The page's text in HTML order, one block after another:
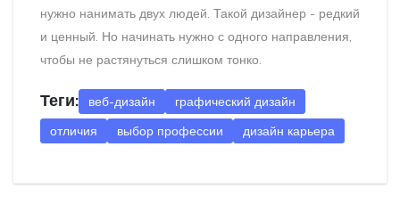
нужно нанимать двух людей. Такой дизайнер - редкий
и ценный. Но начинать нужно с одного направления,
чтобы не растянуться слишком тонко.
Теги: веб-дизайн
графический дизайн
отличия
выбор профессии дизайн карьера